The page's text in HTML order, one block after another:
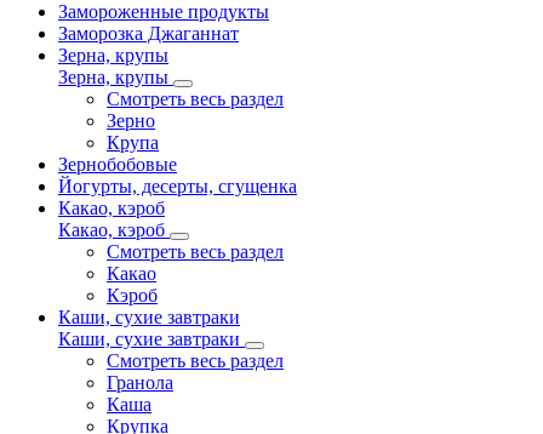
Замороженные продукты
Заморозка Джаганнат
Зерна, крупы
Зерна, крупы
Смотреть весь раздел
Зерно
Крупа
Зернобобовые
Йогурты, десерты, сгущенка
Какао, кэроб
Какао, кэроб
Смотреть весь раздел
Какао
Кэроб
Каши, сухие завтраки
Каши, сухие завтраки
Смотреть весь раздел
Гранола
Каша
Крупка